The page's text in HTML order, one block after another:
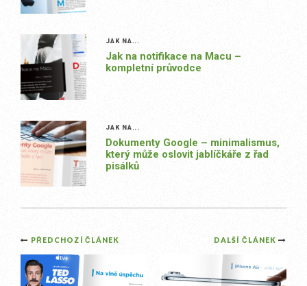
JAK NA...
Jak na notifikace na Macu –
kompletní průvodce
JAK NA...
Dokumenty Google – minimalismus,
který může oslovit jablíčkáře z řad
pisálků
Post
navigation
DALŠÍ ČLÁNEK
PŘEDCHOZÍ ČLÁNEK